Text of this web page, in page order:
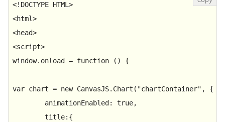
<! DOCTYPE HTML
<html>
<head>
<script>
window. onload = function ( ) {
var chart = new CanvasJS. Chart ( "chartContainer" , {
animationEnabled : true,
title:{